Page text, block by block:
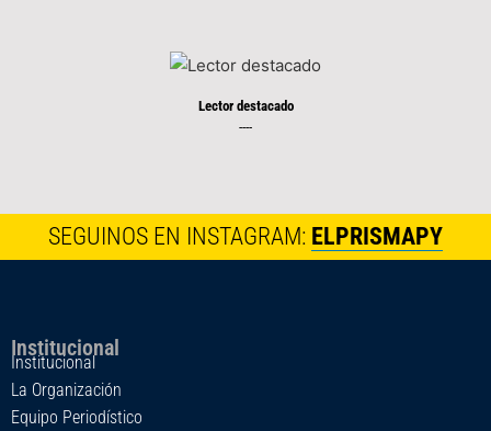
Lector destacado
----
SEGUINOS EN INSTAGRAM: ELPRISMAPY
Institucional
Institucional
La Organización
Equipo Periodístico